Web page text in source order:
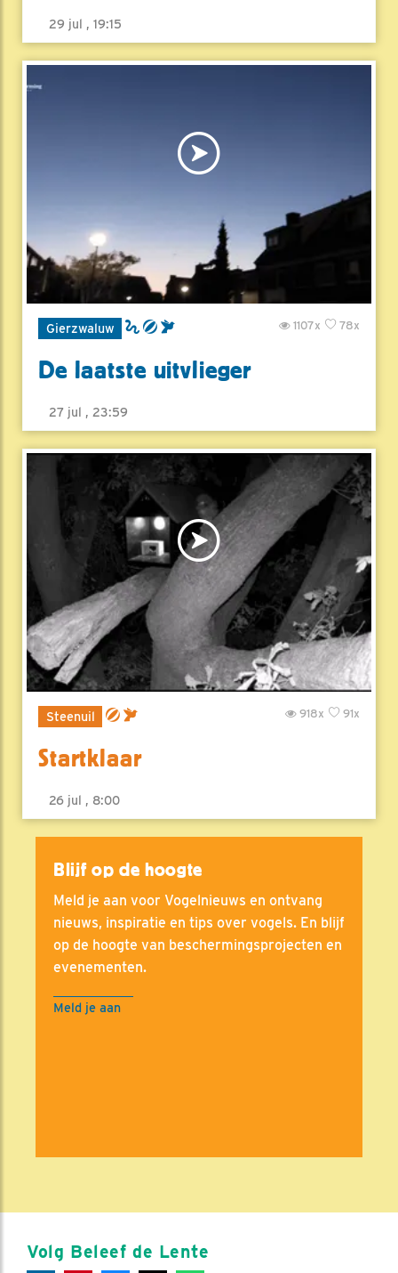
29 jul , 19:15
Gierzwaluw 78x
1107x
De laatste uitvlieger
27 jul , 23:59
Steenuil 91x
918x
Startklaar
26 jul , 8:00
Blijf op de hoogte
Meld je aan voor Vogelnieuws en ontvang
nieuws, inspiratie en tips over vogels. En blijf
op de hoogte van beschermingsprojecten en
evenementen.
Meld je aan
Volg Beleef de Lente